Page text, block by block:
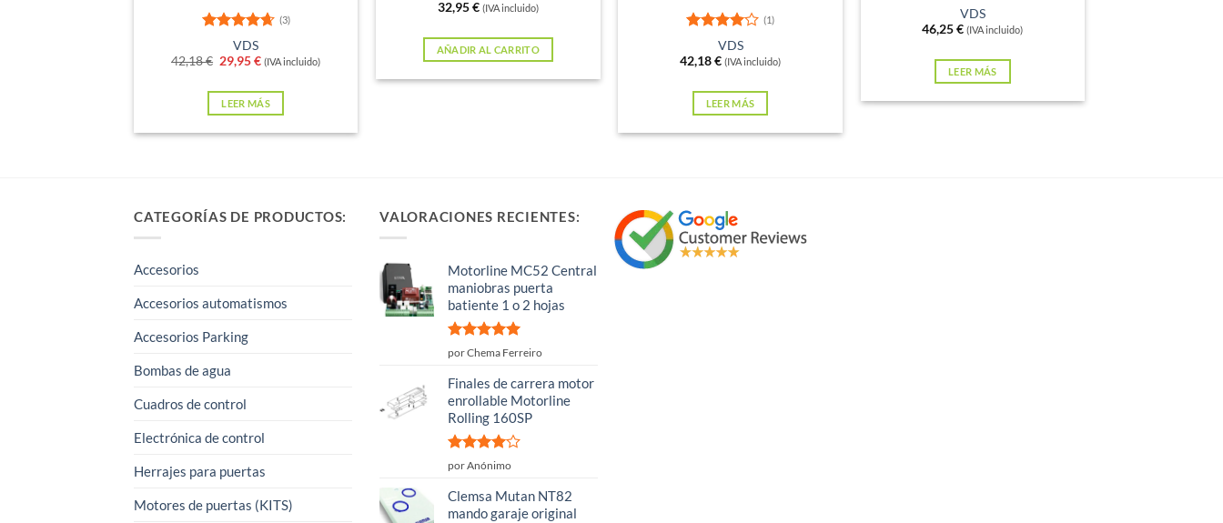
Valorado
con4.67
de 5
(3)
VDS
42,18€ El
original
era:
42,18 €.
29,95€El
actual
es:
29,95 €.
(IVA incluido)
LEER MÁS
32,95€ (IVA incluido)
AÑADIR AL CARRITO
Valorado
con 4 de
5
(1)
VDS
42,18€ (IVA incluido)
LEER MÁS
VDS
46,25€ (IVA incluido)
LEER MÁS
CATEGORÍAS DE PRODUCTOS:
Accesorios
Accesorios automatismos
Accesorios Parking
Bombas de agua
Cuadros de control
Electrónica de control
Herrajes para puertas
Motores de puertas (KITS)
VALORACIONES RECIENTES:
Motorline MC52 Central
maniobras puerta
batiente 1 o 2 hojas
Valorado
por Chema Ferreiro
Finales de carrera motor
enrollable Motorline
Rolling 160SP
Valorado
5
por Anónimo
Clemsa Mutan NT82
mando garaje original